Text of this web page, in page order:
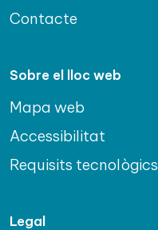
Contacte
Sobre el lloc web
Mapa web
Accessibilitat
Requisits tecnològics
Legal